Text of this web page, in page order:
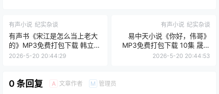
有声小说 纪实杂谈
有声书《宋江是怎么当上老大
的》MP3免费打包下载 韩立勇
作品 38集 晟焕播音
2026-5-20 20:44:29
有声小说 纪实杂谈
易中天小说《你好，伟哥》
MP3免费打包下载 10集 晟焕
播音
2026-5-20 20:44:53
0 条回复 A 文章作者 M 管理员